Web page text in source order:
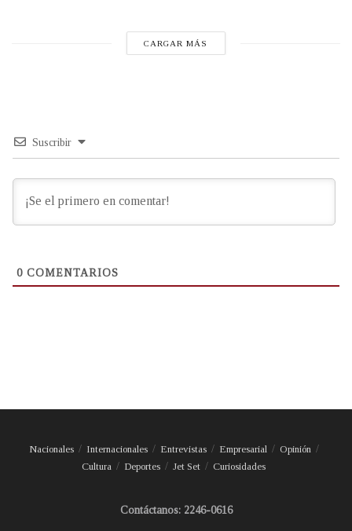
CARGAR MÁS
Suscribir
0 COMENTARIOS
Nacionales Internacionales Entrevistas Empresarial
Opinión
Cultura
Deportes Jet Set Curiosidades
Contáctanos: 2246-0616